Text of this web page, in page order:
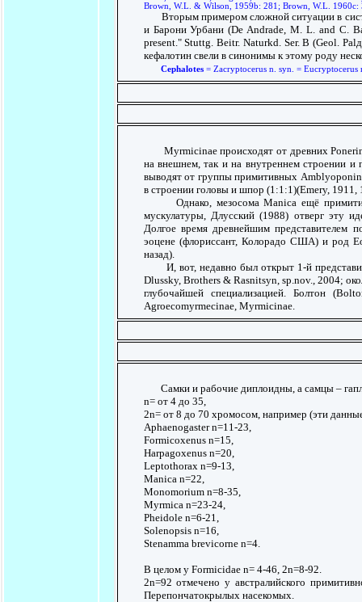
Brown, W.L. & Wilson, 1959b: 281; Brown, W.L.
Вторым примером сложной ситуации в
и Барони Урбани (De Andrade, M. L. and C.
present." Stuttg. Beitr. Naturkd. Ser. B (Geol.
кефалотин свели в синонимы к этому роду
Cephalotes= Zacryptocerus n. syn. = Eucryptocerus
Myrmicinae происходят от древних
на внешнем, так и на внутреннем строении и
выводят от группы примитивных
в строении головы и шпор (1:1:1)(Emery,
Однако, мезосома Manica ещё
мускулатуры, Длусский (1988) отверг эту
Долгое время древнейшим представителем
эоцене (флориссант, Колорадо США) и род
назад).
И, вот, недавно был открыт 1-й
Dlussky, Brothers & Rasnitsyn, sp.nov., 2004;
глубочайшей специализацией. Болтон
Agroecomyrmecinae, Myrmicinae.
Самки и рабочие диплоидны, а самцы –
n= от 4 до 35,
2n= от 8 до 70 хромосом, например (эти
Aphaenogaster n=11-23,
Formicoxenus n=15,
Harpagoxenus n=20,
Leptothorax n=9-13,
Manica n=22,
Monomorium n=8-35,
Myrmica n=23-24,
Pheidole n=6-21,
Solenopsis n=16,
Stenamma brevicorne n=4.
В целом у Formicidae n= 4-46, 2n=8-92.
2n=92 отмечено у австралийского
Перепончатокрылых насекомых.